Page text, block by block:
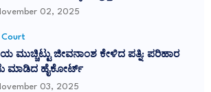
ನ್ಯಾಯವಲ್ಲ": ಕರ್ನಾಟಕ ಹೈಕೋರ್ಟ್
02, 2025
Court
ಮುಚ್ಚಿಟ್ಟು ಜೀವನಾಂಶ ಕೇಳಿದ ಪತ್ನಿ: ಪರಿಹಾರ
ಮಾಡಿದ ಹೈಕೋರ್ಟ್
03, 2025